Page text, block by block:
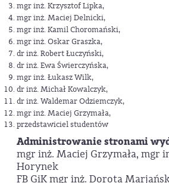
mgr inż. Krzysztof Lipka,
mgr inż. Maciej Delnicki,
mgr inż. Kamil Choromański,
mgr inż. Oskar Graszka,
dr inż. Robert Łuczyński,
dr inż. Ewa Świerczyńska,
mgr inż. Łukasz Wilk,
dr inż. Michał Kowalczyk,
dr inż. Waldemar Odziemczyk,
mgr inż. Maciej Grzymała,
przedstawiciel studentów
Administrowanie stronami
mgr inż. Maciej Grzymała, mgr
Horynek
FB GiK mgr inż. Dorota